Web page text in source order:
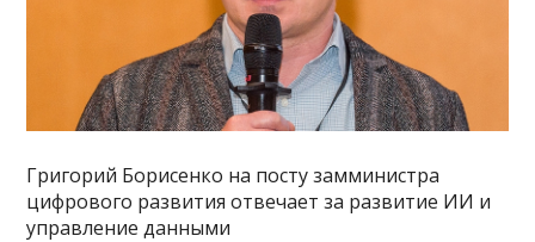
Григорий Борисенко на посту замминистра
цифрового развития отвечает за развитие ИИ и
управление данными